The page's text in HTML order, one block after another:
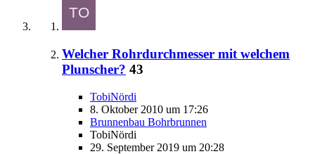
Welcher Rohrdurchmesser mit welchem
Plunscher? 43
TobiNördi
8. Oktober 2010 um 17:26
Brunnenbau Bohrbrunnen
TobiNördi
29. September 2019 um 20:28